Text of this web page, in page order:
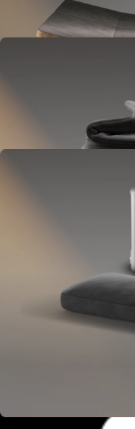
Hebt dich an, um Druck zu
Klänge abzuspielen.
OPTIONAL
Blanket
Kommt wie ein Deckeninlay
Sorgt für Ganzkörper-
OPTIONAL